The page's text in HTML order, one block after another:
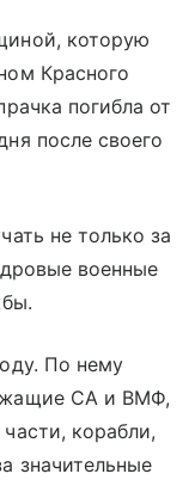
которую
Красного
погибла от
после своего
не только за
военные
По нему
СА и ВМФ,
корабли,
значительные